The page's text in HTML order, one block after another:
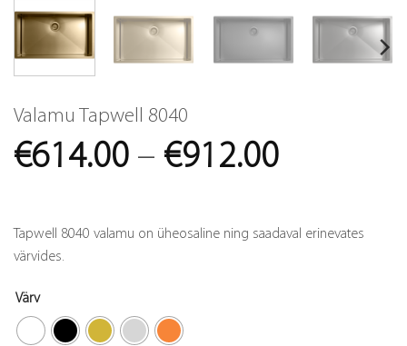
Valamu Tapwell 8040
€614.00 – €912.00Price
€614.00
Tapwell 8040 valamu on üheosaline ning saadaval erinevates
värvides.
Värv